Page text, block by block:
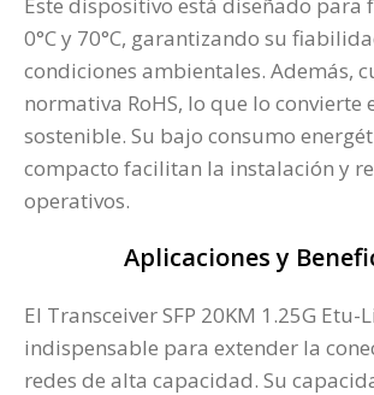
0°C y 70°C, garantizando su
condiciones ambientales. Además,
normativa RoHS, lo que lo convierte
sostenible. Su bajo consumo
compacto facilitan la instalación y
operativos.
Aplicaciones y
El Transceiver SFP 20KM 1.25G Etu-
indispensable para extender la
redes de alta capacidad. Su